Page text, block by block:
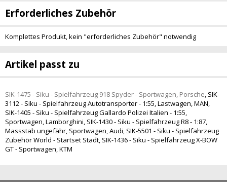
Erforderliches Zubehör
Komplettes Produkt, kein "erforderliches Zubehör" notwendig
Artikel passt zu
SIK-1475 - Siku - Spielfahrzeug 918 Spyder - Sportwagen, Porsche, SIK-
3112 - Siku - Spielfahrzeug Autotransporter - 1:55, Lastwagen, MAN,
SIK-1405 - Siku - Spielfahrzeug Gallardo Polizei Italien - 1:55,
Sportwagen, Lamborghini, SIK-1430 - Siku - Spielfahrzeug R8 - 1:87,
Massstab ungefähr, Sportwagen, Audi, SIK-5501 - Siku - Spielfahrzeug
Zubehör World - Startset Stadt, SIK-1436 - Siku - Spielfahrzeug X-BOW
GT - Sportwagen, KTM